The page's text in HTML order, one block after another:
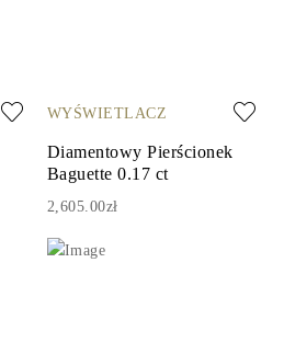
WYŚWIETLACZ
Diamentowy Pierścionek
Baguette 0.17 ct
2,605.00zł